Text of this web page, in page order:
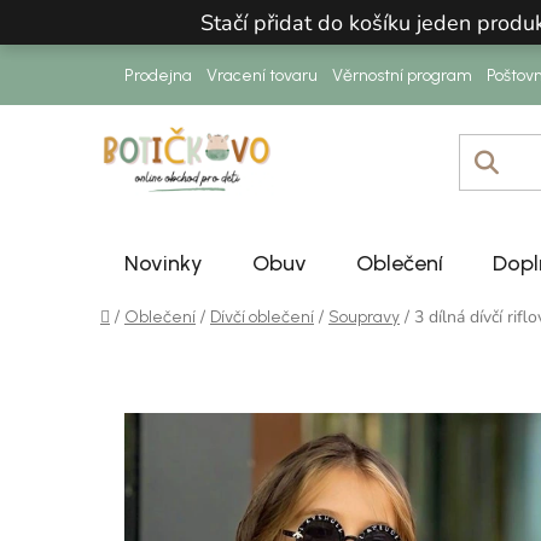
Stačí přidat do košíku jeden
Prodejna Vracení tovaru Věrnostní program
Novinky Obuv Oblečení
Domů
/ Oblečení / Dívčí oblečení / Soupravy / 3 dílná dívčí